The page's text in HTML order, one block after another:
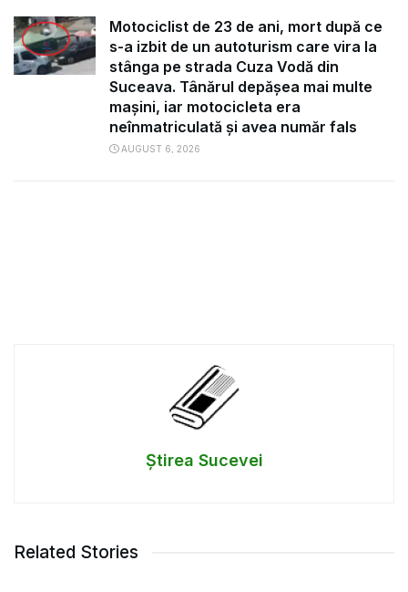
Motociclist de 23 de ani, mort după ce
s-a izbit de un autoturism care vira la
stânga pe strada Cuza Vodă din
Suceava. Tânărul depășea mai multe
mașini, iar motocicleta era
neînmatriculată și avea număr fals
AUGUST 6, 2026
Știrea Sucevei
Related Stories